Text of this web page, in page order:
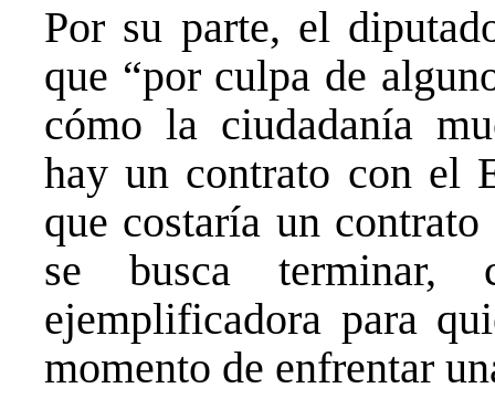
Por su parte, el
que “por culpa de
cómo la ciudadanía
hay un contrato con el
que costaría un
se busca
ejemplificadora para
momento de enfrentar